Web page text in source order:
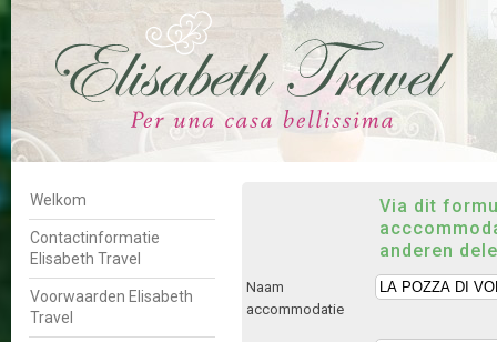
Welkom
Contactinformatie
Elisabeth Travel
Voorwaarden Elisabeth
Travel
Via dit
anderen
Naam
accommodatie